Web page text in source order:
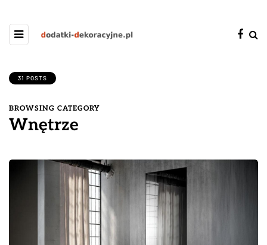
31 POSTS
BROWSING CATEGORY
Wnętrze